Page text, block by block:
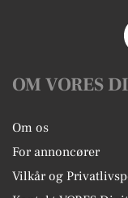
OM VORES
Om os
For annoncører
Vilkår og